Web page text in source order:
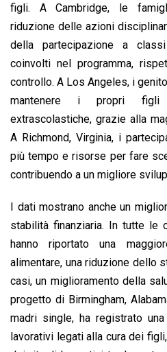
figli. A Cambridge, le
riduzione delle azioni
della partecipazione a
coinvolti nel programma,
controllo. A Los Angeles, i
mantenere i propri figli
extrascolastiche, grazie alla
A Richmond, Virginia, i
più tempo e risorse per fare
contribuendo a un migliore
I dati mostrano anche un
stabilità finanziaria. In tutte le
hanno riportato una
alimentare, una riduzione dello
casi, un miglioramento della
progetto di Birmingham,
madri single, ha registrato
lavorativi legati alla cura dei